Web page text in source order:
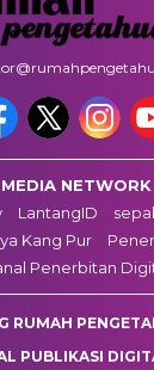
MEDIA NETWORK
LantangID
Kang Pur
Penerbitan
RUMAH
PUBLIKASI